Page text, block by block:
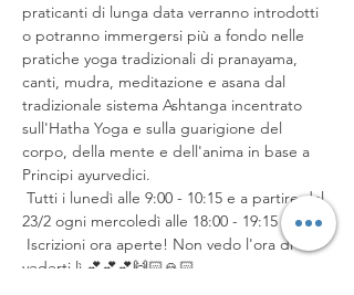
praticanti di lunga data verranno introdotti
o potranno immergersi più a fondo nelle
pratiche yoga tradizionali di pranayama,
canti, mudra, meditazione e asana dal
tradizionale sistema Ashtanga incentrato
sull'Hatha Yoga e sulla guarigione del
corpo, della mente e dell'anima in base a
Principi ayurvedici.
23/2 ogni mercoledì alle 18:00 - 19:15
vederti lì 💕💕💕🙌🏻🙏🏻